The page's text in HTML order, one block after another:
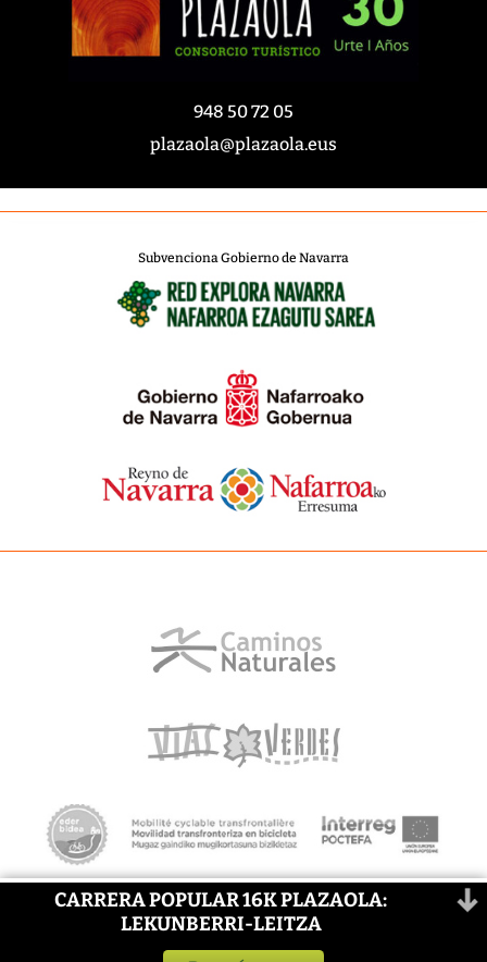
948 50 72 05
plazaola@plazaola.eus
Subvenciona Gobierno de Navarra
CARRERA POPULAR 16K PLAZAOLA:
LEKUNBERRI-LEITZA